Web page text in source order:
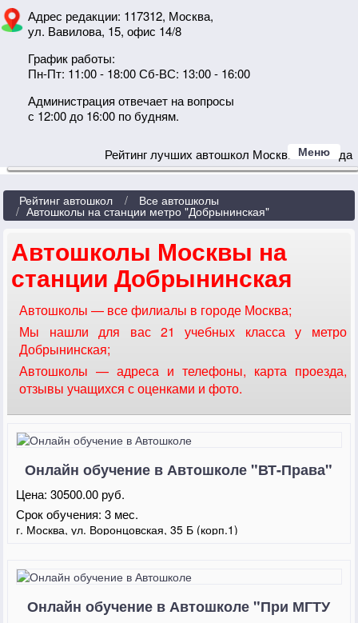
Адрес редакции: 117312, Москва,
ул. Вавилова, 15, офис 14/8
График работы:
Пн-Пт: 11:00 - 18:00 Сб-ВС: 13:00 - 16:00
Администрация отвечает на вопросы
с 12:00 до 16:00 по будням.
Рейтинг лучших автошкол Москвы 2024 года
Меню
Рейтинг автошкол Все автошколы
Автошколы на станции метро "Добрынинская"
Автошколы Москвы на
станции Добрынинская
Автошколы — все филиалы в городе Москва;
Мы нашли для вас 21 учебных класса у метро
Добрынинская;
Автошколы — адреса и телефоны, карта проезда,
отзывы учащихся с оценками и фото.
Онлайн обучение в Автошколе "ВТ-Права"
Цена:30500.00 руб.
Срок обучения:3 мес.
г. Москва, ул. Воронцовская, 35 Б (корп.1)
Онлайн обучение в Автошколе "При МГТУ